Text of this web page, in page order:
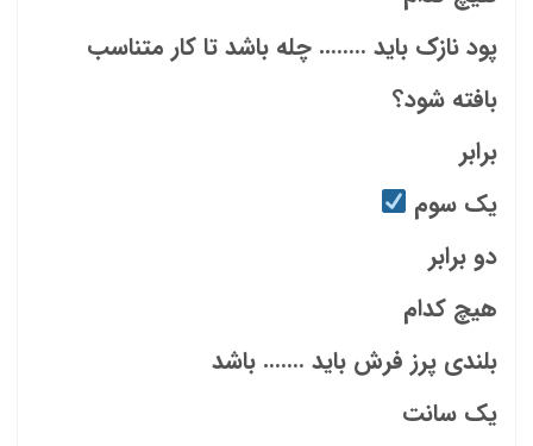
پود نازک باید …….. چله باشد تا کار متناسب
بافته شود؟
برابر
یک سوم
دو برابر
هیچ کدام
بلندی پرز فرش باید ……. باشد
یک سانت